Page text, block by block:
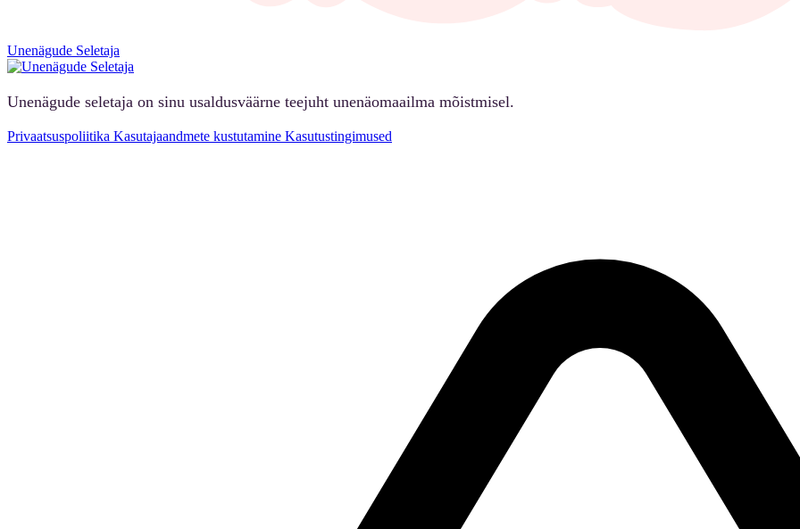
Unenägude Seletaja
Unenägude seletaja on sinu usaldusväärne teejuht unenäomaailma mõistmisel.
Privaatsuspoliitika Kasutajaandmete kustutamine Kasutustingimused